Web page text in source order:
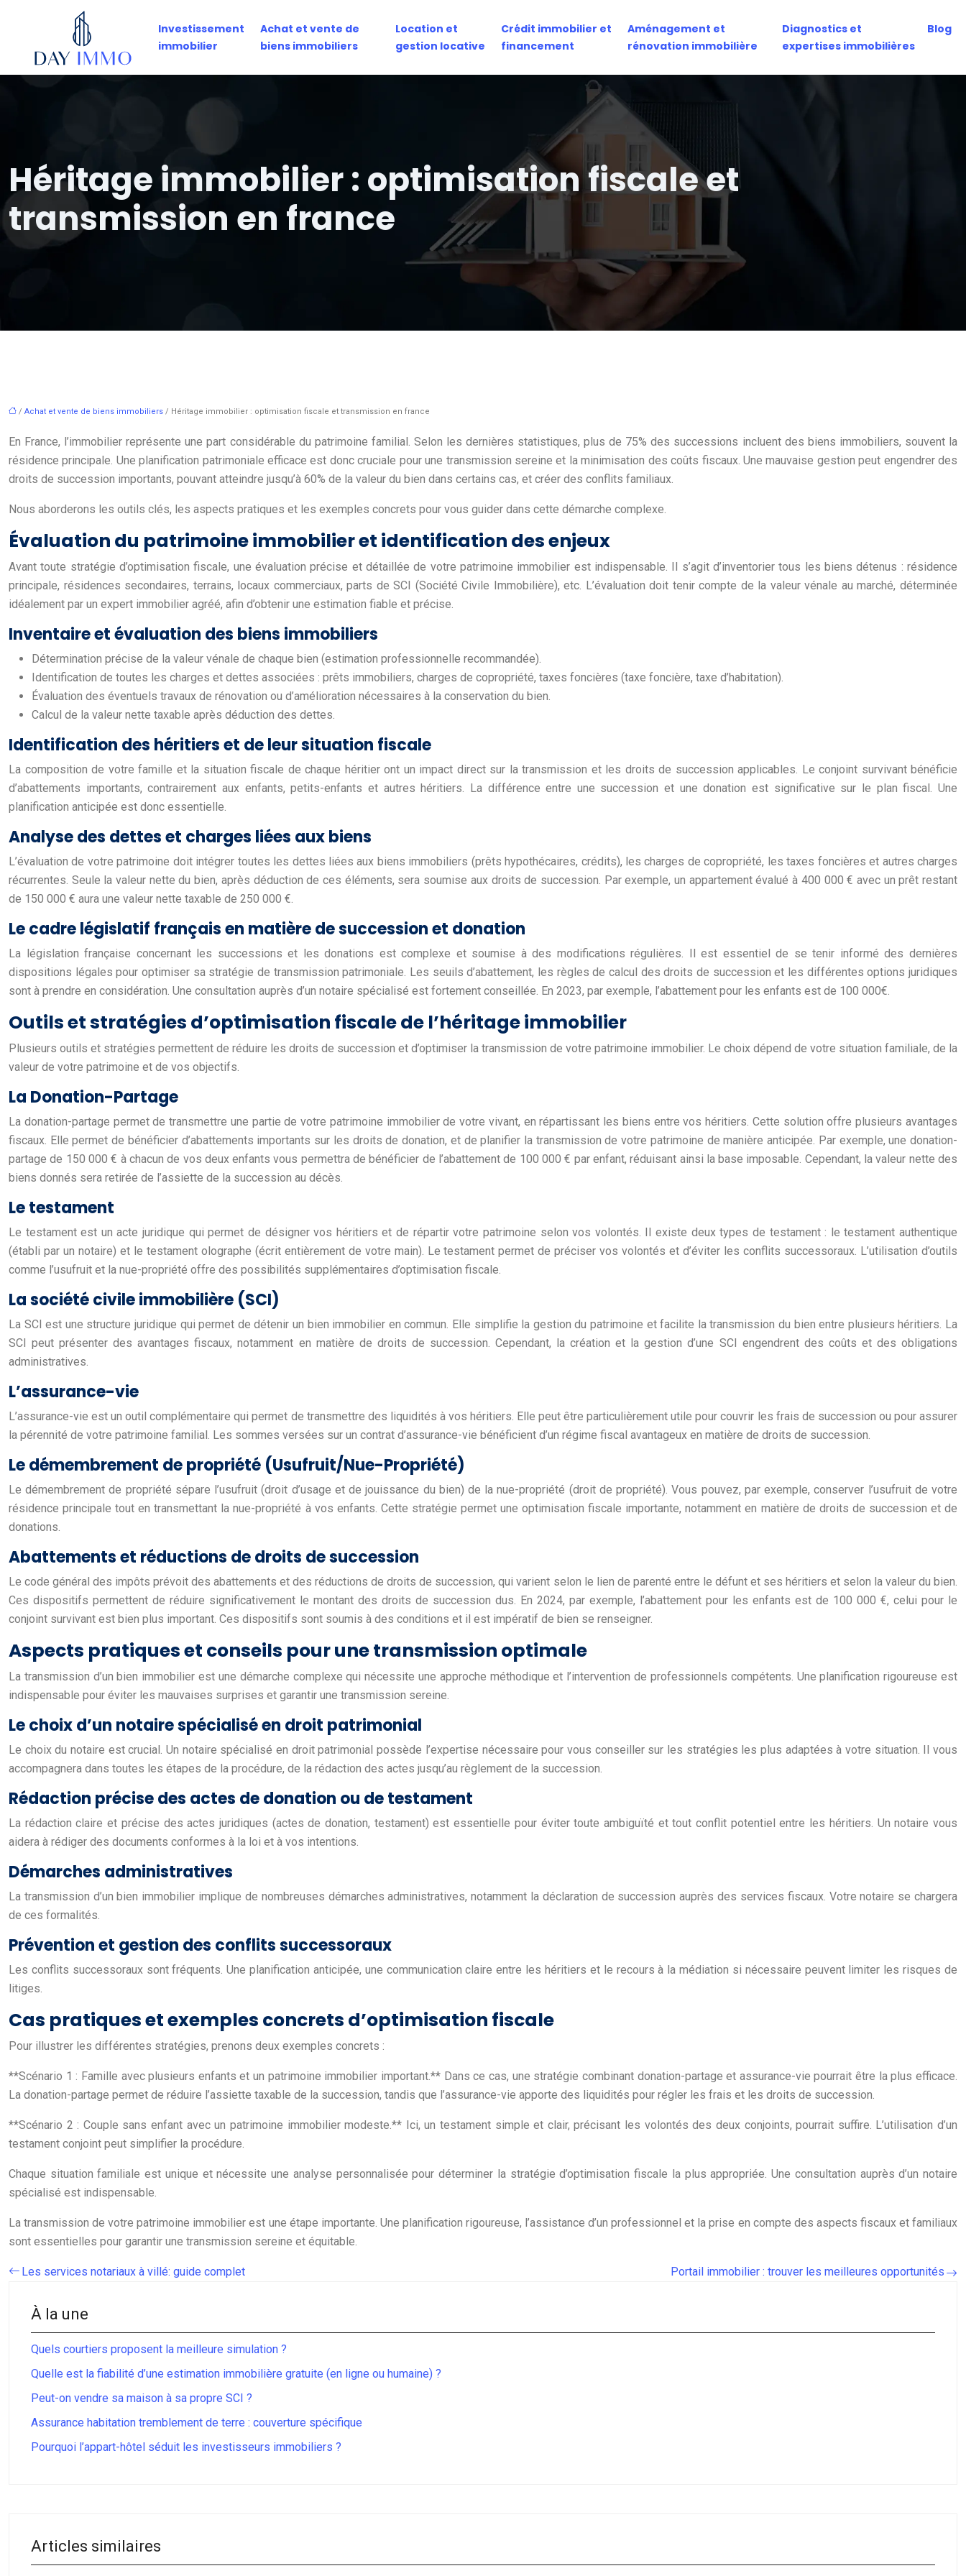
Investissement
immobilier
Achat et vente de
biens immobiliers
Location et
gestion locative
Crédit immobilier et
financement
Aménagement et
rénovation immobilière
Diagnostics et
expertises immobilières
Blog
Héritage immobilier : optimisation fiscale et
transmission en france
/ Achat et vente de biens immobiliers / Héritage immobilier : optimisation fiscale et transmission en france
En France, l’immobilier représente une part considérable du patrimoine familial. Selon les dernières statistiques, plus de 75% des successions incluent des biens immobiliers, souvent la
résidence principale. Une planification patrimoniale efficace est donc cruciale pour une transmission sereine et la minimisation des coûts fiscaux. Une mauvaise gestion peut engendrer des
droits de succession importants, pouvant atteindre jusqu’à 60% de la valeur du bien dans certains cas, et créer des conflits familiaux.
Nous aborderons les outils clés, les aspects pratiques et les exemples concrets pour vous guider dans cette démarche complexe.
Évaluation du patrimoine immobilier et identification des enjeux
Avant toute stratégie d’optimisation fiscale, une évaluation précise et détaillée de votre patrimoine immobilier est indispensable. Il s’agit d’inventorier tous les biens détenus : résidence
principale, résidences secondaires, terrains, locaux commerciaux, parts de SCI (Société Civile Immobilière), etc. L’évaluation doit tenir compte de la valeur vénale au marché, déterminée
idéalement par un expert immobilier agréé, afin d’obtenir une estimation fiable et précise.
Inventaire et évaluation des biens immobiliers
Détermination précise de la valeur vénale de chaque bien (estimation professionnelle recommandée).
Identification de toutes les charges et dettes associées : prêts immobiliers, charges de copropriété, taxes foncières (taxe foncière, taxe d’habitation).
Évaluation des éventuels travaux de rénovation ou d’amélioration nécessaires à la conservation du bien.
Calcul de la valeur nette taxable après déduction des dettes.
Identification des héritiers et de leur situation fiscale
La composition de votre famille et la situation fiscale de chaque héritier ont un impact direct sur la transmission et les droits de succession applicables. Le conjoint survivant bénéficie
d’abattements importants, contrairement aux enfants, petits-enfants et autres héritiers. La différence entre une succession et une donation est significative sur le plan fiscal. Une
planification anticipée est donc essentielle.
Analyse des dettes et charges liées aux biens
L’évaluation de votre patrimoine doit intégrer toutes les dettes liées aux biens immobiliers (prêts hypothécaires, crédits), les charges de copropriété, les taxes foncières et autres charges
récurrentes. Seule la valeur nette du bien, après déduction de ces éléments, sera soumise aux droits de succession. Par exemple, un appartement évalué à 400 000 € avec un prêt restant
de 150 000 € aura une valeur nette taxable de 250 000 €.
Le cadre législatif français en matière de succession et donation
La législation française concernant les successions et les donations est complexe et soumise à des modifications régulières. Il est essentiel de se tenir informé des dernières
dispositions légales pour optimiser sa stratégie de transmission patrimoniale. Les seuils d’abattement, les règles de calcul des droits de succession et les différentes options juridiques
sont à prendre en considération. Une consultation auprès d’un notaire spécialisé est fortement conseillée. En 2023, par exemple, l’abattement pour les enfants est de 100 000€.
Outils et stratégies d’optimisation fiscale de l’héritage immobilier
Plusieurs outils et stratégies permettent de réduire les droits de succession et d’optimiser la transmission de votre patrimoine immobilier. Le choix dépend de votre situation familiale, de la
valeur de votre patrimoine et de vos objectifs.
La Donation-Partage
La donation-partage permet de transmettre une partie de votre patrimoine immobilier de votre vivant, en répartissant les biens entre vos héritiers. Cette solution offre plusieurs avantages
fiscaux. Elle permet de bénéficier d’abattements importants sur les droits de donation, et de planifier la transmission de votre patrimoine de manière anticipée. Par exemple, une donation-
partage de 150 000 € à chacun de vos deux enfants vous permettra de bénéficier de l’abattement de 100 000 € par enfant, réduisant ainsi la base imposable. Cependant, la valeur nette des
biens donnés sera retirée de l’assiette de la succession au décès.
Le testament
Le testament est un acte juridique qui permet de désigner vos héritiers et de répartir votre patrimoine selon vos volontés. Il existe deux types de testament : le testament authentique
(établi par un notaire) et le testament olographe (écrit entièrement de votre main). Le testament permet de préciser vos volontés et d’éviter les conflits successoraux. L’utilisation d’outils
comme l’usufruit et la nue-propriété offre des possibilités supplémentaires d’optimisation fiscale.
La société civile immobilière (SCI)
La SCI est une structure juridique qui permet de détenir un bien immobilier en commun. Elle simplifie la gestion du patrimoine et facilite la transmission du bien entre plusieurs héritiers. La
SCI peut présenter des avantages fiscaux, notamment en matière de droits de succession. Cependant, la création et la gestion d’une SCI engendrent des coûts et des obligations
administratives.
L’assurance-vie
L’assurance-vie est un outil complémentaire qui permet de transmettre des liquidités à vos héritiers. Elle peut être particulièrement utile pour couvrir les frais de succession ou pour assurer
la pérennité de votre patrimoine familial. Les sommes versées sur un contrat d’assurance-vie bénéficient d’un régime fiscal avantageux en matière de droits de succession.
Le démembrement de propriété (Usufruit/Nue-Propriété)
Le démembrement de propriété sépare l’usufruit (droit d’usage et de jouissance du bien) de la nue-propriété (droit de propriété). Vous pouvez, par exemple, conserver l’usufruit de votre
résidence principale tout en transmettant la nue-propriété à vos enfants. Cette stratégie permet une optimisation fiscale importante, notamment en matière de droits de succession et de
donations.
Abattements et réductions de droits de succession
Le code général des impôts prévoit des abattements et des réductions de droits de succession, qui varient selon le lien de parenté entre le défunt et ses héritiers et selon la valeur du bien.
Ces dispositifs permettent de réduire significativement le montant des droits de succession dus. En 2024, par exemple, l’abattement pour les enfants est de 100 000 €, celui pour le
conjoint survivant est bien plus important. Ces dispositifs sont soumis à des conditions et il est impératif de bien se renseigner.
Aspects pratiques et conseils pour une transmission optimale
La transmission d’un bien immobilier est une démarche complexe qui nécessite une approche méthodique et l’intervention de professionnels compétents. Une planification rigoureuse est
indispensable pour éviter les mauvaises surprises et garantir une transmission sereine.
Le choix d’un notaire spécialisé en droit patrimonial
Le choix du notaire est crucial. Un notaire spécialisé en droit patrimonial possède l’expertise nécessaire pour vous conseiller sur les stratégies les plus adaptées à votre situation. Il vous
accompagnera dans toutes les étapes de la procédure, de la rédaction des actes jusqu’au règlement de la succession.
Rédaction précise des actes de donation ou de testament
La rédaction claire et précise des actes juridiques (actes de donation, testament) est essentielle pour éviter toute ambiguïté et tout conflit potentiel entre les héritiers. Un notaire vous
aidera à rédiger des documents conformes à la loi et à vos intentions.
Démarches administratives
La transmission d’un bien immobilier implique de nombreuses démarches administratives, notamment la déclaration de succession auprès des services fiscaux. Votre notaire se chargera
de ces formalités.
Prévention et gestion des conflits successoraux
Les conflits successoraux sont fréquents. Une planification anticipée, une communication claire entre les héritiers et le recours à la médiation si nécessaire peuvent limiter les risques de
litiges.
Cas pratiques et exemples concrets d’optimisation fiscale
Pour illustrer les différentes stratégies, prenons deux exemples concrets :
**Scénario 1 : Famille avec plusieurs enfants et un patrimoine immobilier important.** Dans ce cas, une stratégie combinant donation-partage et assurance-vie pourrait être la plus efficace.
La donation-partage permet de réduire l’assiette taxable de la succession, tandis que l’assurance-vie apporte des liquidités pour régler les frais et les droits de succession.
**Scénario 2 : Couple sans enfant avec un patrimoine immobilier modeste.** Ici, un testament simple et clair, précisant les volontés des deux conjoints, pourrait suffire. L’utilisation d’un
testament conjoint peut simplifier la procédure.
Chaque situation familiale est unique et nécessite une analyse personnalisée pour déterminer la stratégie d’optimisation fiscale la plus appropriée. Une consultation auprès d’un notaire
spécialisé est indispensable.
La transmission de votre patrimoine immobilier est une étape importante. Une planification rigoureuse, l’assistance d’un professionnel et la prise en compte des aspects fiscaux et familiaux
sont essentielles pour garantir une transmission sereine et équitable.
Les services notariaux à villé: guide complet Portail immobilier : trouver les meilleures opportunités
À la une
Quels courtiers proposent la meilleure simulation ?
Quelle est la fiabilité d’une estimation immobilière gratuite (en ligne ou humaine) ?
Peut-on vendre sa maison à sa propre SCI ?
Assurance habitation tremblement de terre : couverture spécifique
Pourquoi l’appart-hôtel séduit les investisseurs immobiliers ?
Articles similaires